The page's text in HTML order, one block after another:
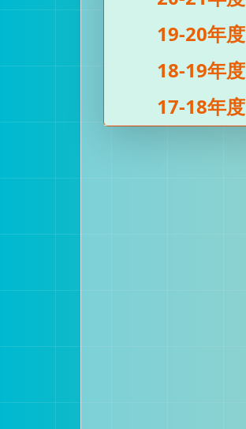
19-20年度
18-19年度
17-18年度